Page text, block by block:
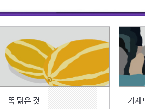
머니가 방에서 나와 아버지에게 불호령을 내릴 것
아버지는 40계단과 영도다리를 오가며 꼬박 세
니를 만났다. 영영 못 만나는 줄 알았다며, 두 분
싸안고 엉엉 우셨다고 한다. 원래부터 공처가이
적인 재회 이후로 평생 어머니만을 위해 살겠다고
“당신, 현정이 수능 못 보면 책임 질겨? 당장
가?”
그래서 어머니가 한 마디만 하시면 온 집안이 조
내실 법도 한데, 아버지는 어머니의 얼굴만 봐도
아버지가 순한 강아지처럼 방으로 끌려 들어가신
똑 닮은 것 거제